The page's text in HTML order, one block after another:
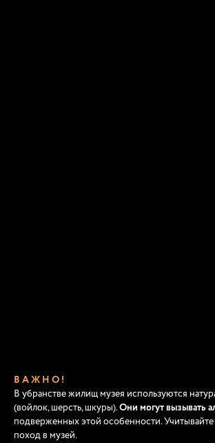
В А Ж Н О !
В убранстве жилищ музея используются
(войлок, шерсть, шкуры).Они могут вызывать
подверженных этой особенности. Учитывайте
поход в музей.